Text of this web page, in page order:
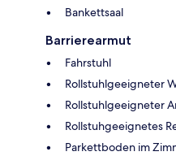
Bankettsaal
Barrierearmut
Fahrstuhl
Rollstuhlgeeigneter
Rollstuhlgeeigneter
Rollstuhgeeignetes
Parkettboden im